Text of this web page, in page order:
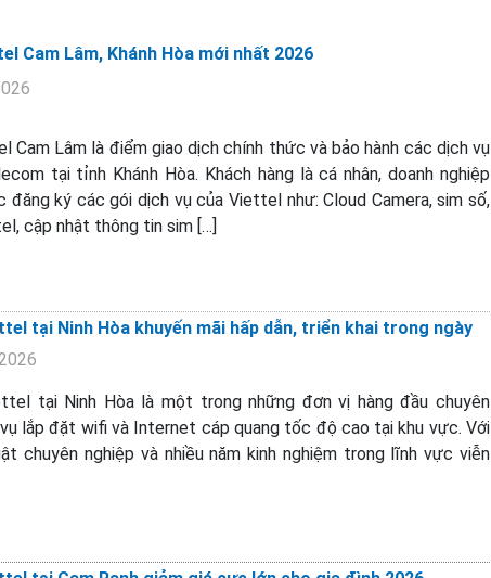
Cam Lâm, Khánh Hòa mới nhất 2026
Cam Lâm là điểm giao dịch chính thức và bảo hành các dịch vụ
tại tỉnh Khánh Hòa. Khách hàng là cá nhân, doanh nghiệp
đăng ký các gói dịch vụ của Viettel như: Cloud Camera, sim số,
cập nhật thông tin sim […]
tại Ninh Hòa khuyến mãi hấp dẫn, triển khai trong ngày
tại Ninh Hòa là một trong những đơn vị hàng đầu chuyên
lắp đặt wifi và Internet cáp quang tốc độ cao tại khu vực. Với
chuyên nghiệp và nhiều năm kinh nghiệm trong lĩnh vực viễn